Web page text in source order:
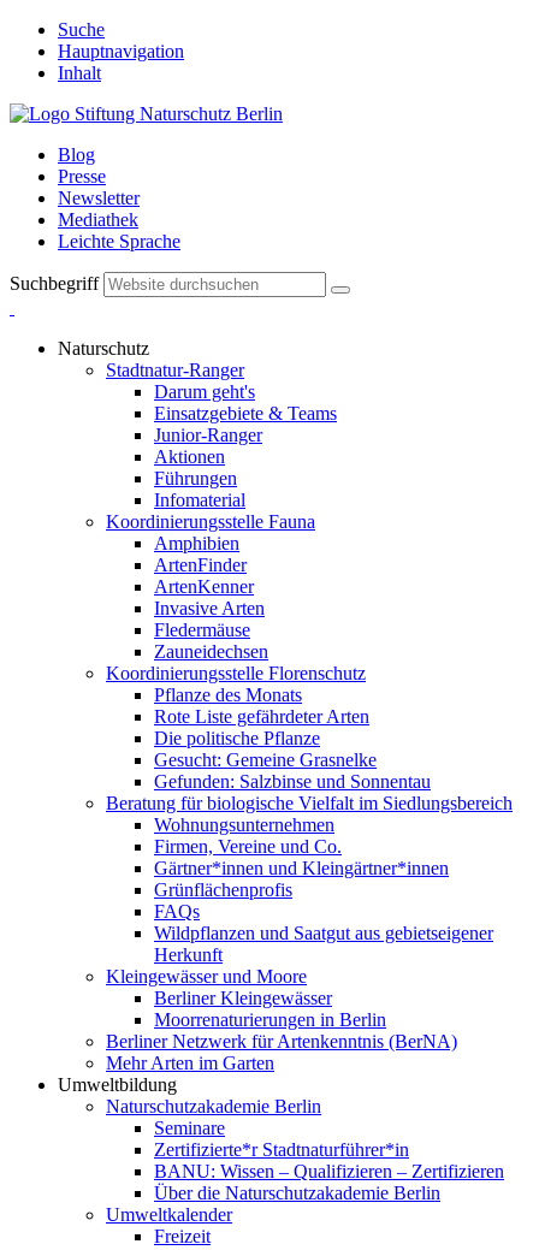
Suche
Hauptnavigation
Inhalt
Blog
Presse
Newsletter
Mediathek
Leichte Sprache
Suchbegriff
Naturschutz
Stadtnatur-Ranger
Darum geht's
Einsatzgebiete & Teams
Junior-Ranger
Aktionen
Führungen
Infomaterial
Koordinierungsstelle Fauna
Amphibien
ArtenFinder
ArtenKenner
Invasive Arten
Fledermäuse
Zauneidechsen
Koordinierungsstelle Florenschutz
Pflanze des Monats
Rote Liste gefährdeter Arten
Die politische Pflanze
Gesucht: Gemeine Grasnelke
Gefunden: Salzbinse und Sonnentau
Beratung für biologische Vielfalt im Siedlungsbereich
Wohnungsunternehmen
Firmen, Vereine und Co.
Gärtner*innen und Kleingärtner*innen
Grünflächenprofis
FAQs
Wildpflanzen und Saatgut aus gebietseigener
Herkunft
Kleingewässer und Moore
Berliner Kleingewässer
Moorrenaturierungen in Berlin
Berliner Netzwerk für Artenkenntnis (BerNA)
Mehr Arten im Garten
Umweltbildung
Naturschutzakademie Berlin
Seminare
Zertifizierte*r Stadtnaturführer*in
BANU: Wissen – Qualifizieren – Zertifizieren
Über die Naturschutzakademie Berlin
Umweltkalender
Freizeit